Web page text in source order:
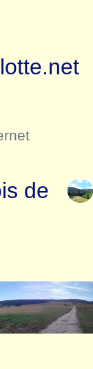
de